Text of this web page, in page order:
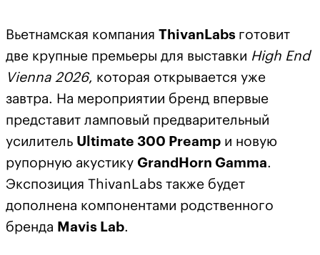
Вьетнамская компания ThivanLabs готовит
две крупные премьеры для выставки High End
Vienna 2026, которая открывается уже
завтра. На мероприятии бренд впервые
представит ламповый предварительный
усилитель Ultimate 300 Preamp и новую
рупорную акустику GrandHorn Gamma.
Экспозиция ThivanLabs также будет
дополнена компонентами родственного
бренда Mavis Lab.